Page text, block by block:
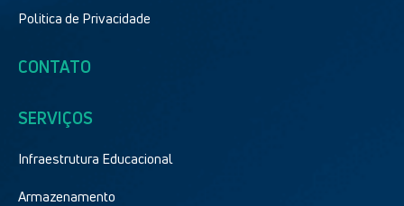
Politica de Privacidade
CONTATO
SERVIÇOS
Infraestrutura Educacional
Armazenamento